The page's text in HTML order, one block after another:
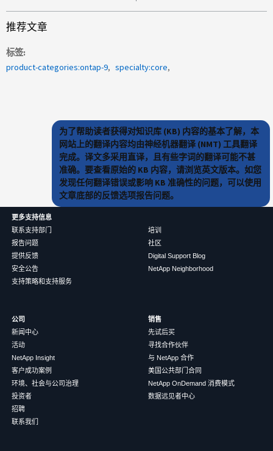
推荐文章
标签
product-categories:ontap-9
specialty:core
为了帮助读者获得对知识库 (KB) 内容的基本了解，本
网站上的翻译内容均由神经机器翻译 (NMT) 工具翻译
完成。译文多采用直译，且有些字词的翻译可能不甚
准确。要查看原始的 KB 内容，请浏览英文版本。如您
发现任何翻译错误或影响 KB 准确性的问题，可以使用
文章底部的反馈选项报告问题。
更多支持信息
联系支持部门
报告问题
提供反馈
安全公告
支持策略和支持服务
培训
社区
Digital Support Blog
NetApp Neighborhood
公司
新闻中心
活动
NetApp Insight
客户成功案例
环境、社会与公司治理
投资者
招聘
联系我们
销售
先试后买
寻找合作伙伴
与 NetApp 合作
美国公共部门合同
NetApp OnDemand 消费模式
数据远见者中心